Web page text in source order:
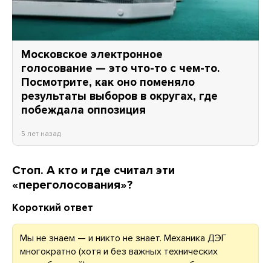
Московское электронное
голосование — это что-то с чем-то.
Посмотрите, как оно поменяло
результаты выборов в округах, где
побеждала оппозиция
5 лет назад
Стоп. А кто и где считал эти
«переголосования»?
Короткий ответ
Мы не знаем — и никто не знает. Механика ДЭГ
многократно (хотя и без важных технических